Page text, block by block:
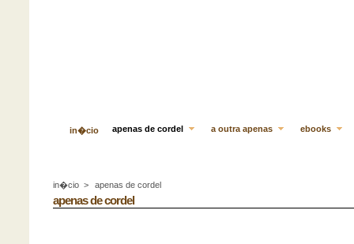
in�cio apenas de cordel a outra apenas ebooks
in�cio > apenas de cordel
apenas de cordel